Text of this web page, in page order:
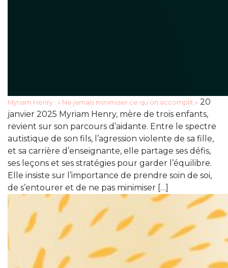
Myriam Henry : « Ne jamais minimiser ce qu’on accomplit » 20
janvier 2025 Myriam Henry, mère de trois enfants,
revient sur son parcours d’aidante. Entre le spectre
autistique de son fils, l’agression violente de sa fille,
et sa carrière d’enseignante, elle partage ses défis,
ses leçons et ses stratégies pour garder l’équilibre.
Elle insiste sur l’importance de prendre soin de soi,
de s’entourer et de ne pas minimiser […]